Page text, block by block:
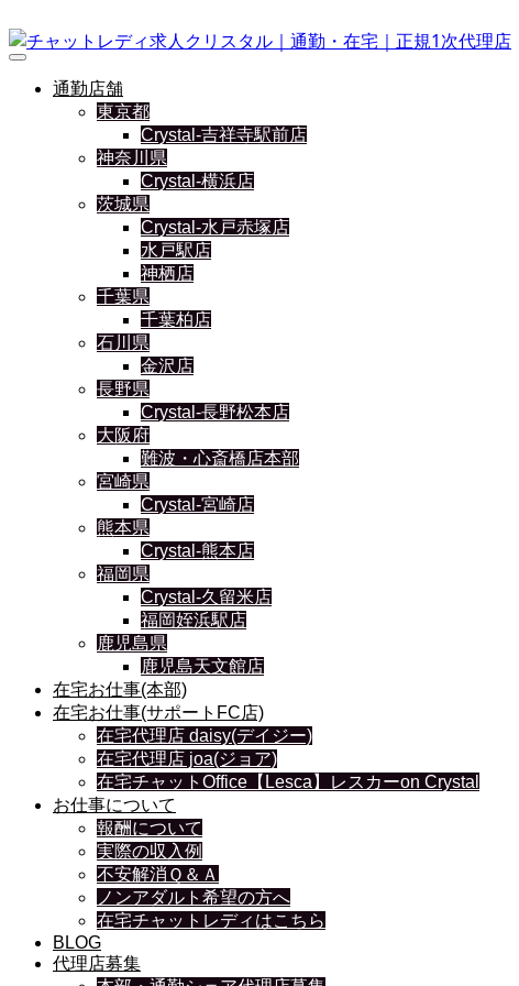
通勤店舗
東京都
Crystal-吉祥寺駅前店
神奈川県
Crystal-横浜店
茨城県
Crystal-水戸赤塚店
水戸駅店
神栖店
千葉県
千葉柏店
石川県
金沢店
長野県
Crystal-長野松本店
大阪府
難波・心斎橋店本部
宮崎県
Crystal-宮崎店
熊本県
Crystal-熊本店
福岡県
Crystal-久留米店
福岡姪浜駅店
鹿児島県
鹿児島天文館店
在宅お仕事(本部)
在宅お仕事(サポートFC店)
在宅代理店 daisy(デイジー)
在宅代理店 joa(ジョア)
在宅チャットOffice【Lesca】レスカーon Crystal
お仕事について
報酬について
実際の収入例
不安解消Ｑ＆Ａ
ノンアダルト希望の方へ
在宅チャットレディはこちら
BLOG
代理店募集